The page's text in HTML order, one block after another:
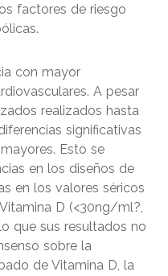
factores de riesgo
con mayor
A pesar
realizados hasta
significativas
Esto se
en los diseños de
en los valores séricos
D (<30ng/ml?,
que sus resultados no
sobre la
de Vitamina D, la